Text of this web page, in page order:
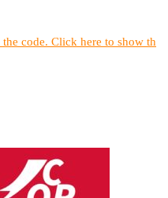
code. Click here to show th